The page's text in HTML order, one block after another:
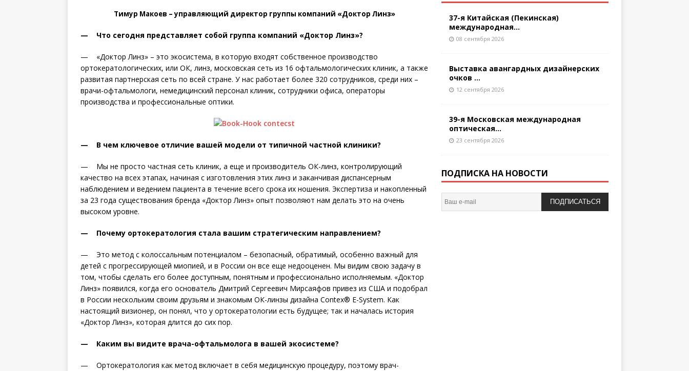
Тимур Макоев – управляющий директор группы компаний «Доктор Линз»
— Что сегодня представляет собой группа компаний «Доктор Линз»?
— «Доктор Линз» – это экосистема, в которую входят собственное производство
ортокератологических, или ОК, линз, московская сеть из 16 офтальмологических клиник, а также
развитая партнерская сеть по всей стране. У нас работает более 320 сотрудников, среди них –
врачи-офтальмологи, немедицинский персонал клиник, сотрудники офиса, операторы
производства и профессиональные оптики.
— В чем ключевое отличие вашей модели от типичной частной клиники?
— Мы не просто частная сеть клиник, а еще и производитель ОК-линз, контролирующий
качество на всех этапах, начиная с изготовления этих линз и заканчивая диспансерным
наблюдением и ведением пациента в течение всего срока их ношения. Экспертиза и накопленный
за 23 года существования бренда «Доктор Линз» опыт позволяют нам делать это на очень
высоком уровне.
— Почему ортокератология стала вашим стратегическим направлением?
— Это метод с колоссальным потенциалом – безопасный, обратимый, особенно важный для
детей с прогрессирующей миопией, и в России он все еще недооценен. Мы видим свою задачу в
том, чтобы сделать его более доступным, понятным и профессионально исполняемым. «Доктор
Линз» появился, когда его основатель Дмитрий Сергеевич Мирсаяфов привез из США и подобрал
в России нескольким своим друзьям и знакомым ОК-линзы дизайна Contex® E-System. Как
настоящий визионер, он понял, что у ортокератологии есть будущее; так и началась история
«Доктор Линз», которая длится до сих пор.
— Каким вы видите врача-офтальмолога в вашей экосистеме?
— Ортокератология как метод включает в себя медицинскую процедуру, поэтому врач-
37-я Китайская (Пекинская)
международная...
08 сентября 2026
Выставка авангардных дизайнерских
очков ...
12 сентября 2026
39-я Московская международная
оптическая...
23 сентября 2026
ПОДПИСКА НА НОВОСТИ
ПОДПИСАТЬСЯ